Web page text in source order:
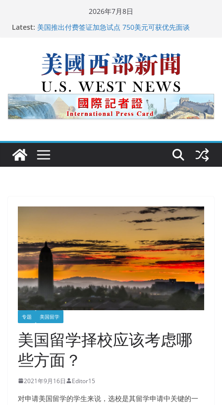
2026年7月8日
Latest: 美国推出付费签证加急试点 750美元可获优先面谈
美国最高法院维持“出生公民权” : 出生在美国就是美国
人！
中国驻美国大使谢锋邀请美国老教师罗纳德·萨科尔斯基
再次访华
广州市沉香协会会长周天明：让沉香有序走向世界
专题 美国留学
美国留学择校应该考虑哪
些方面？
2021年9月16日 Editor15
对申请美国留学的学生来说，选校是其留学申请中关键的一